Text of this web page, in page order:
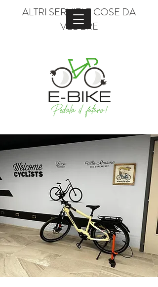
ALTRI SERVIZI E COSE DA
VEDERE